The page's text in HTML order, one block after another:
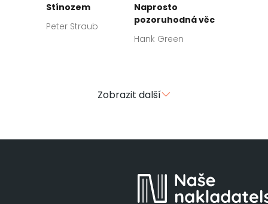
Stínozem
Peter Straub
Naprosto
pozoruhodná věc
Hank Green
Zobrazit další